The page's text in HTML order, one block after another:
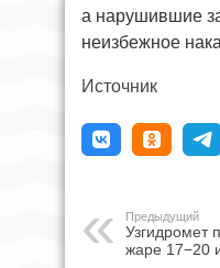
а нарушившие
неизбежное
Источник
Предыдущий
Узгидромет
жаре 17−20